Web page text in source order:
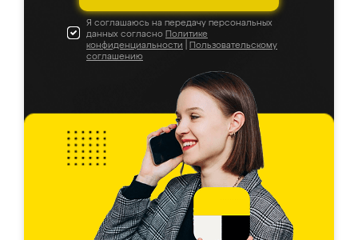
Я соглашаюсь на передачу персональных
данных согласно Политике
конфиденциальности
Пользовательскому
соглашению